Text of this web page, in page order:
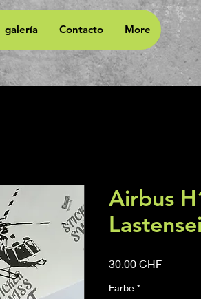
galería Contacto More
Airbus
30,00 CHFPrecio
Farbe *